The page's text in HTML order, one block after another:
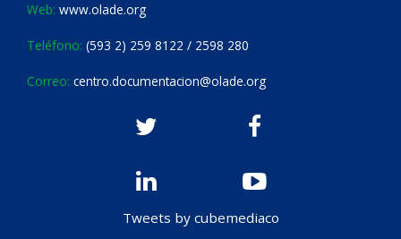
Web: www.olade.org
Teléfono: (593 2) 259 8122 / 2598 280
Correo: centro.documentacion@olade.org
Tweets by cubemediaco